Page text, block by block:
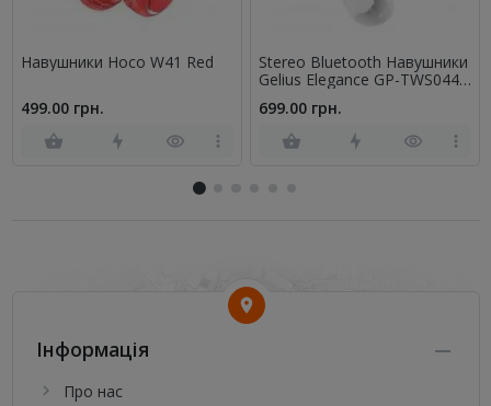
Навушники Hoco W41 Red
499.00 грн.
Stereo Bluetooth Навушники
Gelius Elegance GP-TWS044
699.00 грн.
Інформація
Про нас